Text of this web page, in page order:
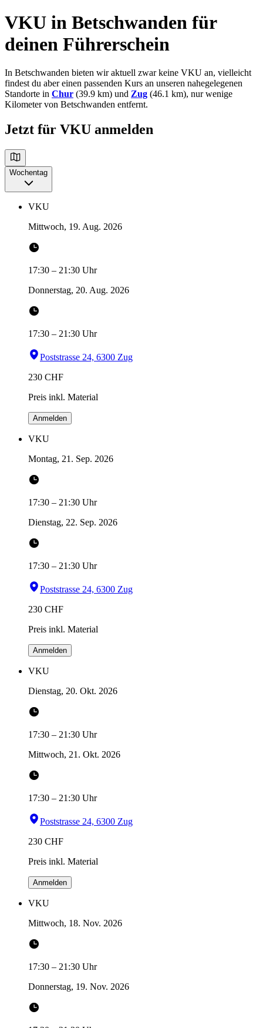
VKU in Betschwanden für
deinen Führerschein
In Betschwanden bieten wir aktuell zwar keine VKU an, vielleicht
findest du aber einen passenden Kurs an unseren nahegelegenen
Standorte in Chur (39.9 km) und Zug (46.1 km), nur wenige
Kilometer von Betschwanden entfernt.
Jetzt für VKU anmelden
Wochentag
VKU
Mittwoch, 19. Aug. 2026
17:30 – 21:30 Uhr
Donnerstag, 20. Aug. 2026
17:30 – 21:30 Uhr
Poststrasse 24, 6300 Zug
230 CHF
Preis inkl. Material
Anmelden
VKU
Montag, 21. Sep. 2026
17:30 – 21:30 Uhr
Dienstag, 22. Sep. 2026
17:30 – 21:30 Uhr
Poststrasse 24, 6300 Zug
230 CHF
Preis inkl. Material
Anmelden
VKU
Dienstag, 20. Okt. 2026
17:30 – 21:30 Uhr
Mittwoch, 21. Okt. 2026
17:30 – 21:30 Uhr
Poststrasse 24, 6300 Zug
230 CHF
Preis inkl. Material
Anmelden
VKU
Mittwoch, 18. Nov. 2026
17:30 – 21:30 Uhr
Donnerstag, 19. Nov. 2026